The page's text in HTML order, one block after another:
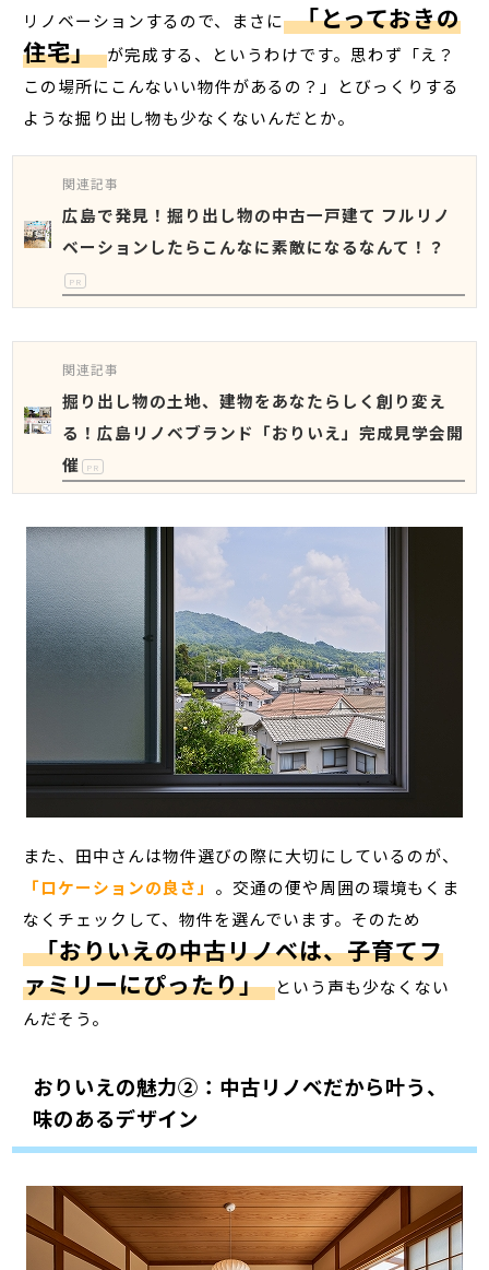
リノベーションするので、まさに 「とっておきの
住宅」 が完成する、というわけです。思わず「え？
この場所にこんないい物件があるの？」とびっくりする
ような掘り出し物も少なくないんだとか。
関連記事
広島で発見！掘り出し物の中古一戸建て フルリノ
ベーションしたらこんなに素敵になるなんて！？
PR
関連記事
掘り出し物の土地、建物をあなたらしく創り変え
る！広島リノベブランド「おりいえ」完成見学会開
催
PR
また、田中さんは物件選びの際に大切にしているのが、
「ロケーションの良さ」 。交通の便や周囲の環境もくま
なくチェックして、物件を選んでいます。そのため
「おりいえの中古リノベは、子育てフ
ァミリーにぴったり」 という声も少なくない
んだそう。
おりいえの魅力②：中古リノベだから叶う、
味のあるデザイン